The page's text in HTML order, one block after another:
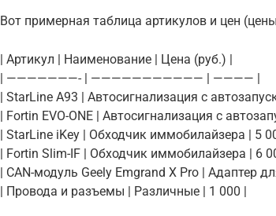
Вот примерная таблица артикулов и цен
| Артикул | Наименование | Цена (руб.) |
| ———————- | ——————————— | ———— |
| StarLine A93 | Автосигнализация с
| Fortin EVO-ONE | Автосигнализация с
| StarLine iKey | Обходчик иммобилайзера | 5
| Fortin Slim-IF | Обходчик иммобилайзера | 6
| CAN-модуль Geely Emgrand X Pro | Адаптер
| Провода и разъемы | Различные | 1 000 |